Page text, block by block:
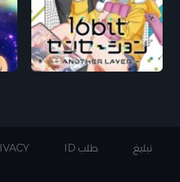
تبليغ طلب ID